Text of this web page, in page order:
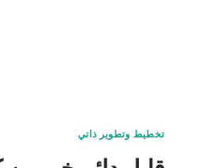
تخطيط وتطوير ذاتي